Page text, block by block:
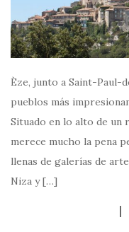
Èze, junto a Saint-Paul-
pueblos más
Situado en lo alto de un
merece mucho la pena
llenas de galerías de
Niza y […]